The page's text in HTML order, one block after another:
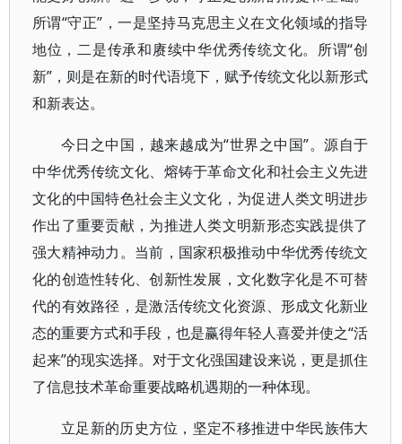
所谓“守正”，一是坚持马克思主义在文化领域的指导
地位，二是传承和赓续中华优秀传统文化。所谓“创
新”，则是在新的时代语境下，赋予传统文化以新形式
和新表达。
今日之中国，越来越成为“世界之中国”。源自于
中华优秀传统文化、熔铸于革命文化和社会主义先进
文化的中国特色社会主义文化，为促进人类文明进步
作出了重要贡献，为推进人类文明新形态实践提供了
强大精神动力。当前，国家积极推动中华优秀传统文
化的创造性转化、创新性发展，文化数字化是不可替
代的有效路径，是激活传统文化资源、形成文化新业
态的重要方式和手段，也是赢得年轻人喜爱并使之“活
起来”的现实选择。对于文化强国建设来说，更是抓住
了信息技术革命重要战略机遇期的一种体现。
立足新的历史方位，坚定不移推进中华民族伟大